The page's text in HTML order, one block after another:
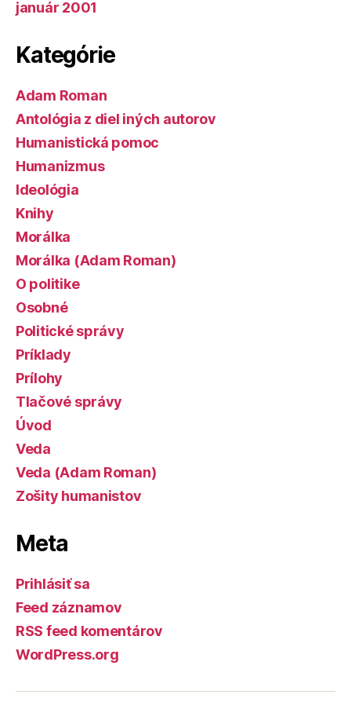
január 2001
Kategórie
Adam Roman
Antológia z diel iných autorov
Humanistická pomoc
Humanizmus
Ideológia
Knihy
Morálka
Morálka (Adam Roman)
O politike
Osobné
Politické správy
Príklady
Prílohy
Tlačové správy
Úvod
Veda
Veda (Adam Roman)
Zošity humanistov
Meta
Prihlásiť sa
Feed záznamov
RSS feed komentárov
WordPress.org